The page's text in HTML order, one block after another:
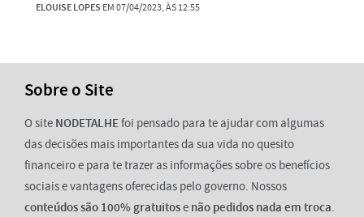
ELOUISE LOPES EM 07/04/2023, ÀS 12:55
Sobre o Site
O site NODETALHEfoi pensado para te ajudar com algumas
das decisões mais importantes da sua vida no quesito
financeiro e para te trazer as informações sobre os benefícios
sociais e vantagens oferecidas pelo governo. Nossos
conteúdos são 100% gratuitose não pedidos nada em troca.